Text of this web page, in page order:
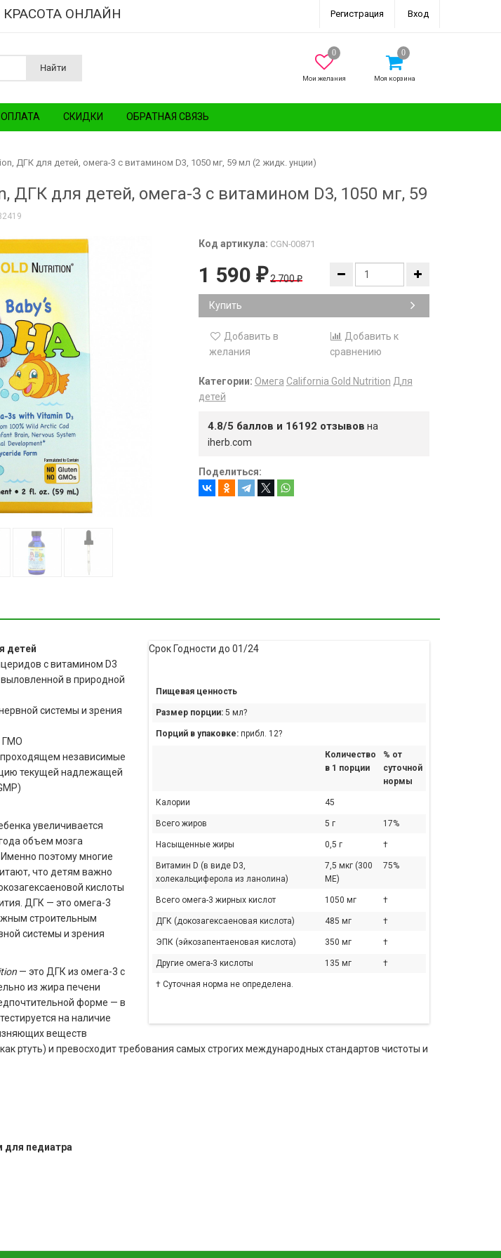
ОНЛАЙН Регистрация Вход
Найти
Мои желания Моя корзина
СКИДКИ ОБРАТНАЯ СВЯЗЬ
ДГК для детей, омега-3 с витамином D3, 1050 мг, 59 мл (2 жидк. унции)
ДГК для детей, омега-3 с витамином D3, 1050 мг, 59
Код артикула: CGN-00871
1 590 ₽ 2 700₽
Купить
Добавить в
желания
Добавить к
сравнению
Категории: Омега California Gold Nutrition Для
детей
4.8/5 баллов и 16192 отзывов на
iherb.com
Поделиться:
Срок Годности до 01/24
Пищевая ценность
Размер порции: 5 мл?
Порций в упаковке: прибл. 12?
Количество
в 1 порции
% от
суточной
нормы
Калории 45
Всего жиров 5 г 17%
Насыщенные жиры 0,5 г †
Витамин D (в виде D3,
холекальциферола из ланолина)
7,5 мкг (300
МЕ)
75%
Всего омега-3 жирных кислот 1050 мг †
ДГК (докозагексаеновая кислота) 485 мг †
ЭПК (эйкозапентаеновая кислота) 350 мг †
Другие омега-3 кислоты 135 мг †
† Суточная норма не определена.
детей
с витамином D3
в природной
системы и зрения
ГМО
проходящем независимые
текущей надлежащей
увеличивается
объем мозга
поэтому многие
что детям важно
кислоты
ДГК — это омега-3
строительным
системы и зрения
— это ДГК из омега-3 с
из жира печени
форме — в
на наличие
веществ
ртуть) и превосходит требования самых строгих международных стандартов чистоты и
для педиатра